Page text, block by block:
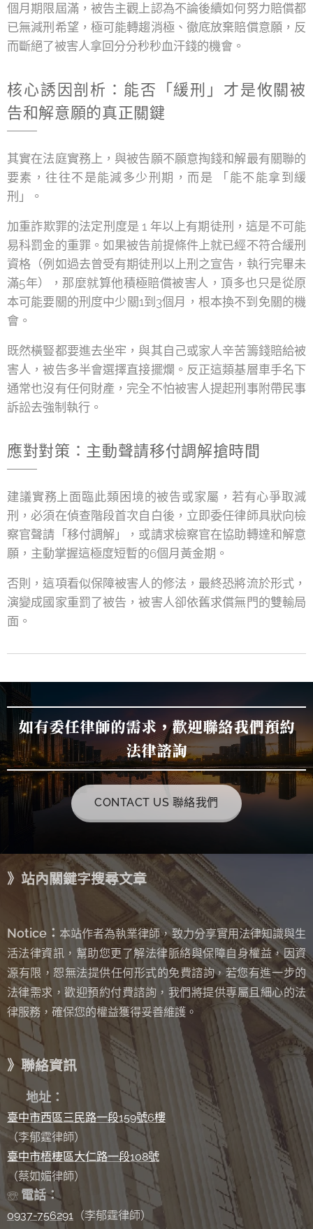
個月期限屆滿，被告主觀上認為不論後續如何努力賠償都
已無減刑希望，極可能轉趨消極、徹底放棄賠償意願，反
而斷絕了被害人拿回分分秒秒血汗錢的機會。
核心誘因剖析：能否「緩刑」才是攸關被
告和解意願的真正關鍵
其實在法庭實務上，與被告願不願意掏錢和解最有關聯的
要素，往往不是能減多少刑期，而是 「能不能拿到緩
刑」。
加重詐欺罪的法定刑度是 1 年以上有期徒刑，這是不可能
易科罰金的重罪。如果被告前提條件上就已經不符合緩刑
資格（例如過去曾受有期徒刑以上刑之宣告，執行完畢未
滿5年），那麼就算他積極賠償被害人，頂多也只是從原
本可能要關的刑度中少關1到3個月，根本換不到免關的機
會。
既然橫豎都要進去坐牢，與其自己或家人辛苦籌錢賠給被
害人，被告多半會選擇直接擺爛。反正這類基層車手名下
通常也沒有任何財產，完全不怕被害人提起刑事附帶民事
訴訟去強制執行。
應對對策：主動聲請移付調解搶時間
建議實務上面臨此類困境的被告或家屬，若有心爭取減
刑，必須在偵查階段首次自白後，立即委任律師具狀向檢
察官聲請「移付調解」，或請求檢察官在協助轉達和解意
願，主動掌握這極度短暫的6個月黃金期。
否則，這項看似保障被害人的修法，最終恐將流於形式，
演變成國家重罰了被告，被害人卻依舊求償無門的雙輸局
面。
如有委任律師的需求，歡迎聯絡我們預約
法律諮詢
CONTACT US 聯絡我們
》站內關鍵字搜尋文章
Notice： 本站作者為執業律師，致力分享實用法律知識與生
活法律資訊，幫助您更了解法律脈絡與保障自身權益，因資
源有限，恕無法提供任何形式的免費諮詢， 若您有進一步的
法律需求，歡迎預約付費諮詢，我們將提供專屬且細心的法
律服務，確保您的權益獲得妥善維護。
》聯絡資訊
地址：
臺中市西區三民路一段159號6樓
（李郁霆律師）
臺中市梧棲區大仁路一段108號
（蔡如媚律師）
☏ 電話：
0937-756291 （李郁霆律師）